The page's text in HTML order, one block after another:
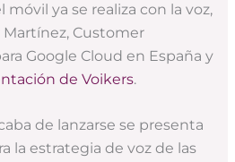
ya se realiza con la voz,
Customer
Google Cloud en España y
de Voikers.
de lanzarse se presenta
la estrategia de voz de las